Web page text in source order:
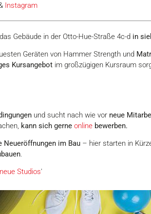
Instagram
Gebäude in der Otto-Hue-Straße 4c-d in
Geräten von Hammer Strength und
Kursangebot im großzügigen Kursraum
und sucht nach wie vor neue
kann sich gerne online bewerben.
Neueröffnungen im Bau – hier starten in
.
Studios'